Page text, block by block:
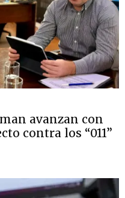
avanzan con
contra los “011”